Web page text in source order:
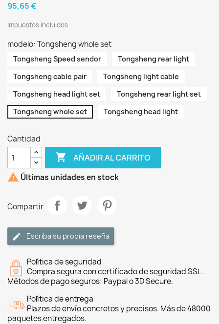
95,65 €
Impuestos incluidos
modelo: Tongsheng whole set
Tongsheng Speed sendor
Tongsheng rear light
Tongsheng cable pair
Tongsheng light cable
Tongsheng head light set
Tongsheng rear light set
Tongsheng whole set
Tongsheng head light
Cantidad
 AÑADIR AL CARRITO
 Últimas unidades en stock
Compartir
Escriba su propia reseña
Política de seguridad
Compra segura con certificado de seguridad SSL.
Métodos de pago seguros: Paypal o 3D Secure.
Política de entrega
Plazos de envío concretos y precisos. Más de 48000
paquetes entregados.